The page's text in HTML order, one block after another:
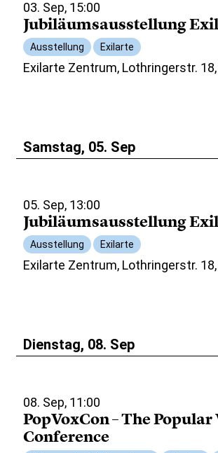
03. Sep, 15:00
Jubiläumsausstellung
Ausstellung Exilarte
Exilarte Zentrum, Lothringerstr.
Samstag, 05. Sep
05. Sep, 13:00
Jubiläumsausstellung
Ausstellung Exilarte
Exilarte Zentrum, Lothringerstr.
Dienstag, 08. Sep
08. Sep, 11:00
PopVoxCon – The Popular
Conference